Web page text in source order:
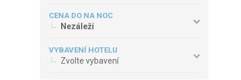
CENA DO NA NOC
Nezáleží
VYBAVENÍ HOTELU
Zvolte vybavení